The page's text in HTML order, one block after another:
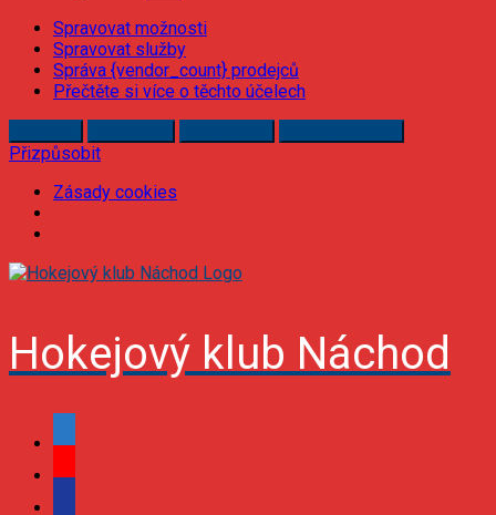
Spravovat možnosti
Spravovat služby
Správa {vendor_count} prodejců
Přečtěte si více o těchto účelech
Přizpůsobit
Zásady cookies
Skip
Hokejový klub Náchod